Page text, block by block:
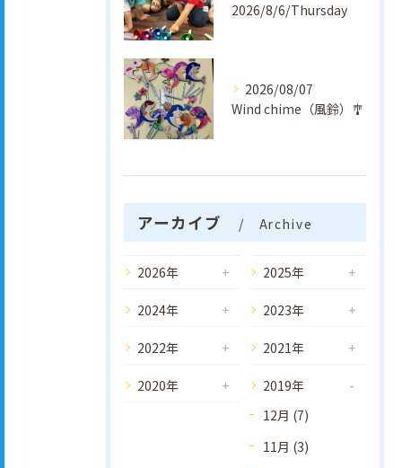
2026/8/6/Thursday
2026/08/07
Wind chime（風鈴）🎐
アーカイブ Archive
2026年 2025年
2024年 2023年
2022年 2021年
2020年
2019年
12月 (7)
11月 (3)